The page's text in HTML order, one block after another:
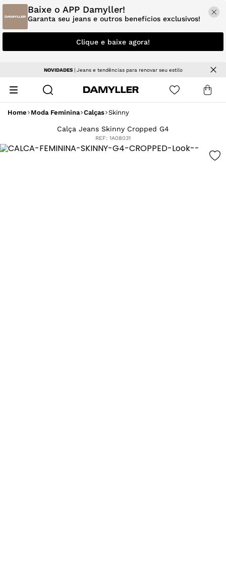
Baixe o APP Damyller!
Garanta seu jeans e outros benefícios exclusivos!
Clique e baixe agora!
NOVIDADES| Jeans e tendências para renovar seu estilo
Home Moda Feminina Calças Skinny
Calça Jeans Skinny Cropped G4
REF: 1A08031